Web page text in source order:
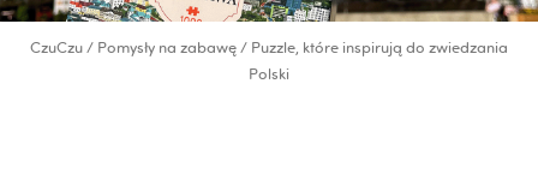
CzuCzu / Pomysły na zabawę / Puzzle, które inspirują do zwiedzania
Polski